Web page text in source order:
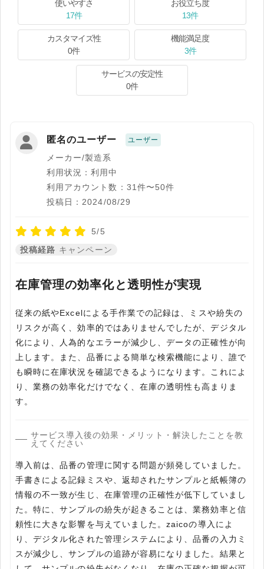
使いやすさ
17件
お役立ち度
13件
カスタマイズ性
0件
機能満足度
3件
サービスの安定性
0件
匿名のユーザー ユーザー
メーカー/製造系
利用状況：利用中
利用アカウント数：31件〜50件
投稿日：2024/08/29
5/5
投稿経路 キャンペーン
在庫管理の効率化と透明性が実現
従来の紙やExcelによる手作業での記録は、ミスや紛失の
リスクが高く、効率的ではありませんでしたが、デジタル
化により、人為的なエラーが減少し、データの正確性が向
上します。また、品番による簡単な検索機能により、誰で
も瞬時に在庫状況を確認できるようになります。これによ
り、業務の効率化だけでなく、在庫の透明性も高まりま
す。
サービス導入後の効果・メリット・解決したことを教
えてください
導入前は、品番の管理に関する問題が頻発していました。
手書きによる記録ミスや、返却されたサンプルと紙帳簿の
情報の不一致が生じ、在庫管理の正確性が低下していまし
た。特に、サンプルの紛失が起きることは、業務効率と信
頼性に大きな影響を与えていました。zaicoの導入によ
り、デジタル化された管理システムにより、品番の入力ミ
スが減少し、サンプルの追跡が容易になりました。結果と